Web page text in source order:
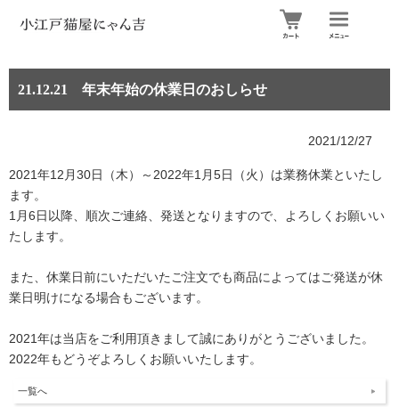
21.12.21 年末年始の休業日のおしらせ
2021/12/27
2021年12月30日（木）～2022年1月5日（火）は業務休業といたし
ます。
1月6日以降、順次ご連絡、発送となりますので、よろしくお願いい
たします。
また、休業日前にいただいたご注文でも商品によってはご発送が休
業日明けになる場合もございます。
2021年は当店をご利用頂きまして誠にありがとうございました。
2022年もどうぞよろしくお願いいたします。
一覧へ